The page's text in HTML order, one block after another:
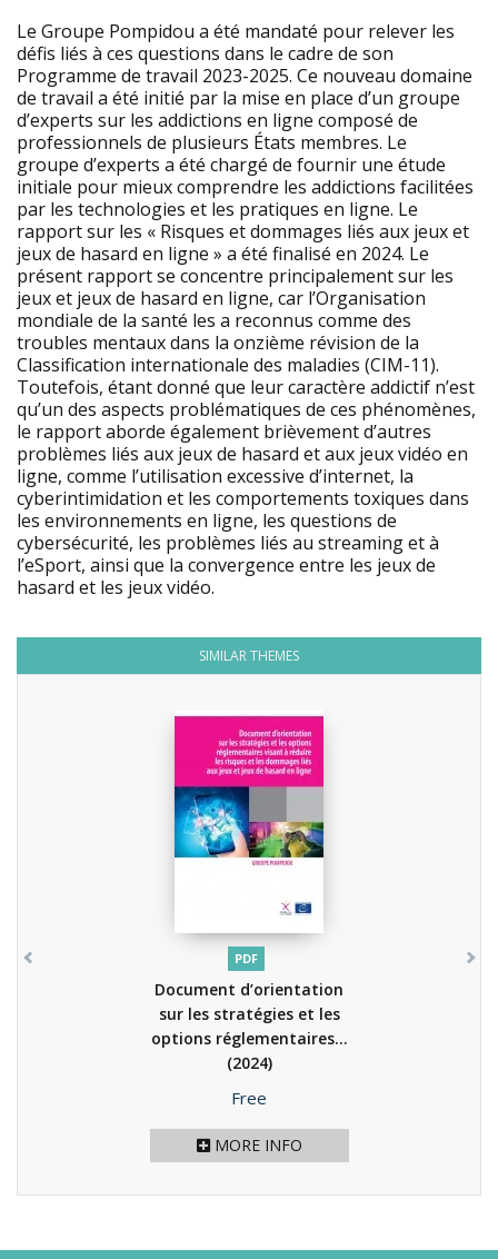
Le Groupe Pompidou a été mandaté pour relever les
défis liés à ces questions dans le cadre de son
Programme de travail 2023-2025. Ce nouveau domaine
de travail a été initié par la mise en place d’un groupe
d’experts sur les addictions en ligne composé de
professionnels de plusieurs États membres. Le
groupe d’experts a été chargé de fournir une étude
initiale pour mieux comprendre les addictions facilitées
par les technologies et les pratiques en ligne. Le
rapport sur les « Risques et dommages liés aux jeux et
jeux de hasard en ligne » a été finalisé en 2024. Le
présent rapport se concentre principalement sur les
jeux et jeux de hasard en ligne, car l’Organisation
mondiale de la santé les a reconnus comme des
troubles mentaux dans la onzième révision de la
Classification internationale des maladies (CIM-11).
Toutefois, étant donné que leur caractère addictif n’est
qu’un des aspects problématiques de ces phénomènes,
le rapport aborde également brièvement d’autres
problèmes liés aux jeux de hasard et aux jeux vidéo en
ligne, comme l’utilisation excessive d’internet, la
cyberintimidation et les comportements toxiques dans
les environnements en ligne, les questions de
cybersécurité, les problèmes liés au streaming et à
l’eSport, ainsi que la convergence entre les jeux de
hasard et les jeux vidéo.
SIMILAR THEMES
PDF
Document d’orientation
sur les stratégies et les
options réglementaires...
(2024)
Price
Free
MORE INFO